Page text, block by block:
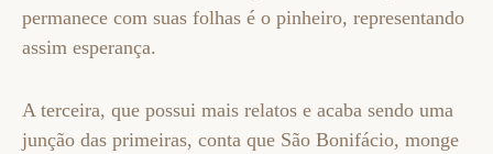
permanece com suas folhas é o pinheiro, representando
assim esperança.
A terceira, que possui mais relatos e acaba sendo uma
junção das primeiras, conta que São Bonifácio, monge